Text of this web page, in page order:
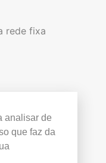
analisar de
que faz da
rede fixa
relacionado
adversas)
rede fixa